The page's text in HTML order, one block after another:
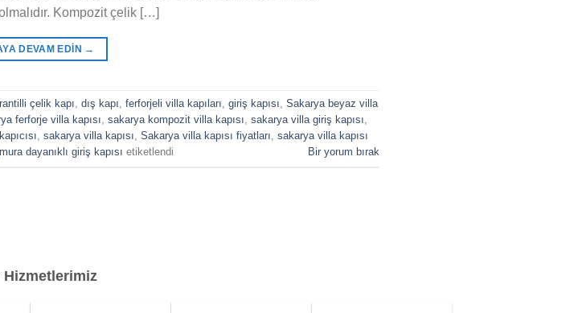
Kompozit çelik […]
DEVAM EDIN →
çelik kapı, dış kapı, ferforjeli villa kapıları, giriş kapısı, Sakarya beyaz villa
ferforje villa kapısı, sakarya kompozit villa kapısı, sakarya villa giriş kapısı,
, sakarya villa kapısı, Sakarya villa kapısı fiyatları, sakarya villa kapısı
dayanıklı giriş kapısı etiketlendi Bir yorum bırak
Hizmetlerimiz